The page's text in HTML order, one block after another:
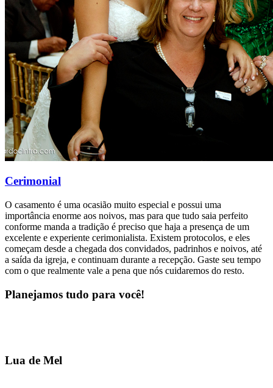
Cerimonial
O casamento é uma ocasião muito especial e possui uma
importância enorme aos noivos, mas para que tudo saia perfeito
conforme manda a tradição é preciso que haja a presença de um
excelente e experiente cerimonialista. Existem protocolos, e eles
começam desde a chegada dos convidados, padrinhos e noivos, até
a saída da igreja, e continuam durante a recepção. Gaste seu tempo
com o que realmente vale a pena que nós cuidaremos do resto.
Planejamos tudo para você!
Lua de Mel